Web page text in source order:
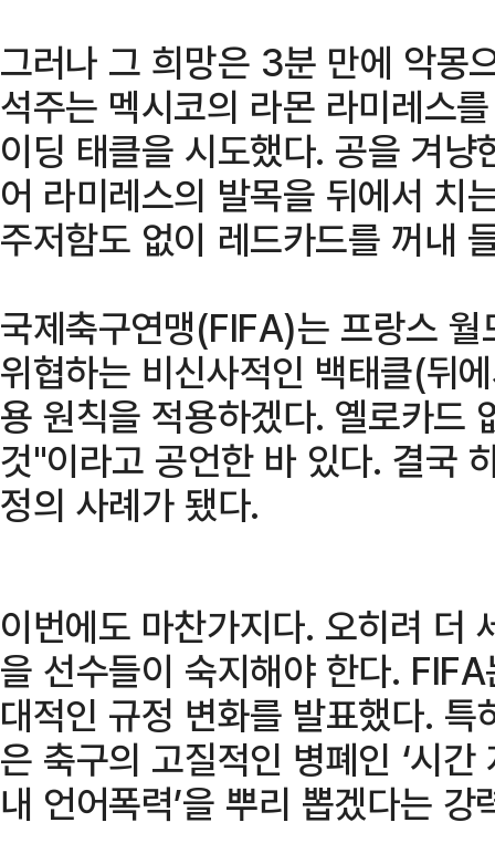
그러나 그 희망은 3분 만에 악몽
석주는 멕시코의 라몬 라미레스
이딩 태클을 시도했다. 공을 겨
어 라미레스의 발목을 뒤에서 치
주저함도 없이 레드카드를 꺼내
국제축구연맹(FIFA)는 프랑스
위협하는 비신사적인 백태클(뒤
용 원칙을 적용하겠다. 옐로카드
것"이라고 공언한 바 있다. 결국
정의 사례가 됐다.
이번에도 마찬가지다. 오히려 더
을 선수들이 숙지해야 한다.
대적인 규정 변화를 발표했다.
은 축구의 고질적인 병폐인 ‘시간
내 언어폭력’을 뿌리 뽑겠다는